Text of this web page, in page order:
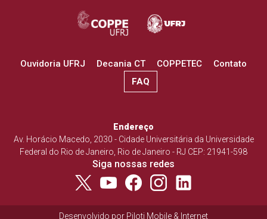
Ouvidoria UFRJ Decania CT COPPETEC
Contato
FAQ
Endereço
Av. Horácio Macedo, 2030 - Cidade Universitária da Universidade
Federal do Rio de Janeiro, Rio de Janeiro - RJ CEP: 21941-598
Siga nossas redes
Desenvolvido por Piloti Mobile & Internet